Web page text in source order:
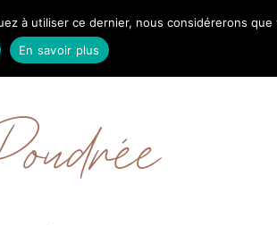
VOYAGES
à utiliser ce dernier, nous considérerons
En savoir plus